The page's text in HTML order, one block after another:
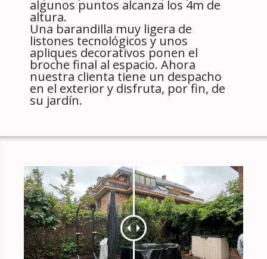
algunos puntos alcanza los 4m de
altura.
Una barandilla muy ligera de
listones tecnológicos y unos
apliques decorativos ponen el
broche final al espacio. Ahora
nuestra clienta tiene un despacho
en el exterior y disfruta, por fin, de
su jardín.